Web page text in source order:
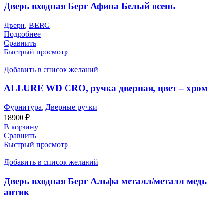
Дверь входная Берг Афина Белый ясень
Двери, BERG
Подробнее
Сравнить
Быстрый просмотр
Добавить в список желаний
ALLURE WD CRO, ручка дверная, цвет – хром
Фурнитура, Дверные ручки
18900 ₽
В корзину
Сравнить
Быстрый просмотр
Добавить в список желаний
Дверь входная Берг Альфа металл/металл медь
антик